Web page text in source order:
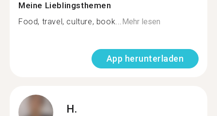
Meine Lieblingsthemen
Food, travel, culture, book...Mehr lesen
App herunterladen
H.